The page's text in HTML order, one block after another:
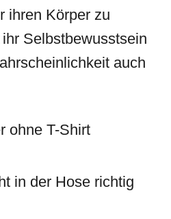
ihren Körper zu
Selbstbewusstsein
auch
ohne T-Shirt
in der Hose richtig